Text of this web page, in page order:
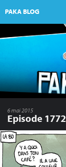
PAKA BLOG
6 mai 2015
Episode 1772